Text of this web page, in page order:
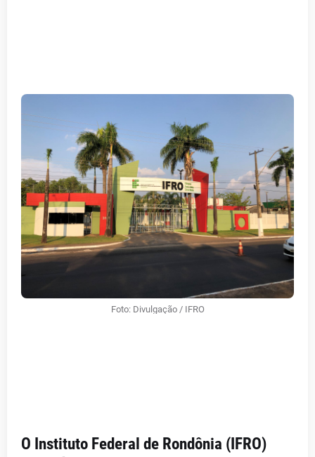
Foto: Divulgação / IFRO
O Instituto Federal de Rondônia (IFRO)